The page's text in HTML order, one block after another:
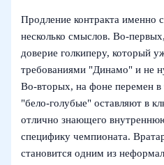
Продление контракта именно
несколько смыслов.
доверие голкиперу, который
требованиями "Динамо" и не
Во‑вторых, на фоне перемен
"бело‑голубые" оставляют в
отлично знающего
специфику чемпионата.
становится одним из